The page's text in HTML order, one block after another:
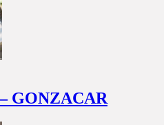
GONZACAR